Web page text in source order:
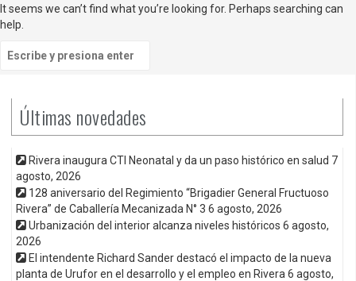
It seems we can’t find what you’re looking for. Perhaps searching can
help.
Últimas novedades
Rivera inaugura CTI Neonatal y da un paso histórico en salud 7
agosto, 2026
128 aniversario del Regimiento “Brigadier General Fructuoso
Rivera” de Caballería Mecanizada N° 3 6 agosto, 2026
Urbanización del interior alcanza niveles históricos 6 agosto,
2026
El intendente Richard Sander destacó el impacto de la nueva
planta de Urufor en el desarrollo y el empleo en Rivera 6 agosto,